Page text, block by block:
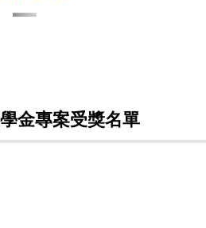
金專案受獎名單